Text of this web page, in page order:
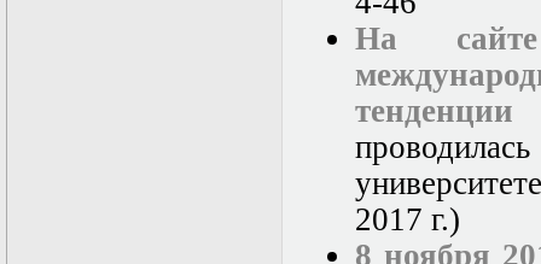
На
2017 г.)
8 ноября